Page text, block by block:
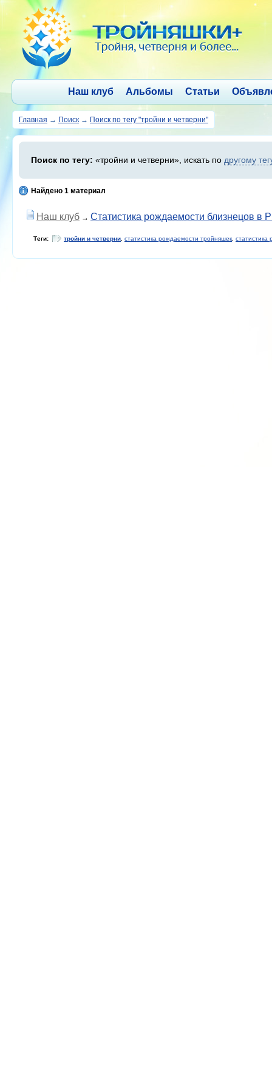
Наш клуб Альбомы Статьи
Главная → Поиск → Поиск по тегу "тройни и четверни"
Поиск по тегу: «тройни и четверни», искать по другому
Найдено 1 материал
Наш клуб → Статистика рождаемости близнецов в
Теги: тройни и четверни статистика рождаемости тройняшек статистика